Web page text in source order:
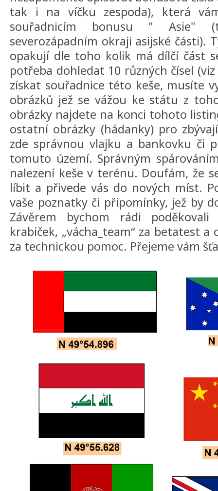
tak i na víčku zespoda), která
souřadnicím bonusu " Asie"
severozápadním okraji asijské části).
opakují dle toho kolik má dílčí část
potřeba dohledat 10 různých čísel
získat souřadnice této keše, musíte
obrázků jež se vážou ke státu z
obrázky najdete na konci tohoto
ostatní obrázky (hádanky) pro
zde správnou vlajku a bankovku či
tomuto území. Správným
nalezení keše v terénu. Doufám, že
líbit a přivede vás do nových míst.
vaše poznatky či připomínky, jež by
Závěrem bychom rádi poděkovali
krabiček, „vácha_team“ za betatest
za technickou pomoc. Přejeme vám